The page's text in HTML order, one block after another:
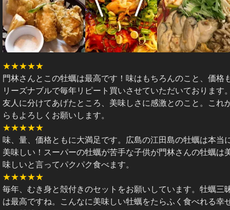
★★★★★
門林さんとこの牡蠣は最高です！味はもちろんのこと、価格
リーズナブルで毎年リピート買いさせていただいております
友人に分けてあげたところ、美味しさに感激とのこと。これ
らもよろしくお願いします。
★★★★★
味、量、価格ともに大満足です。広島の江田島の牡蠣は本当
美味しい！スーパーの牡蠣が苦手な子供が門林さんの牡蠣は
味しいと言ってパクパク食べます。
★★★★★
毎年、むき身と殻付きのセットをお願いしています。牡蠣三
は最高ですね。こんなに美味しい牡蠣をたらふく食べれる幸